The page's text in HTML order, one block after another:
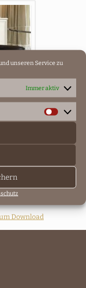
unseren Service zu
Immer aktiv
Download